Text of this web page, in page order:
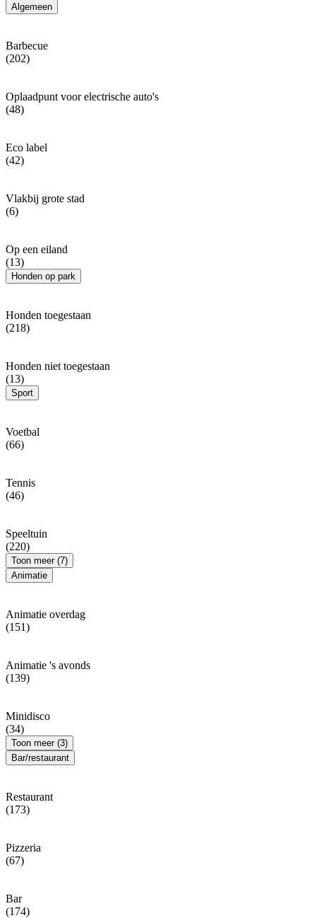
Algemeen
Barbecue
(202)
Oplaadpunt voor electrische auto's
(48)
Eco label
(42)
Vlakbij grote stad
(6)
Op een eiland
(13)
Honden op park
Honden toegestaan
(218)
Honden niet toegestaan
(13)
Sport
Voetbal
(66)
Tennis
(46)
Speeltuin
(220)
Toon meer (7)
Animatie
Animatie overdag
(151)
Animatie 's avonds
(139)
Minidisco
(34)
Toon meer (3)
Bar/restaurant
Restaurant
(173)
Pizzeria
(67)
Bar
(174)